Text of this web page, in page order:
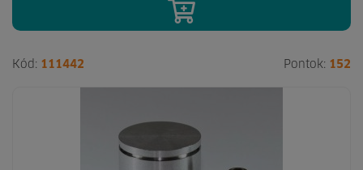
Kód: 111442 Pontok: 152